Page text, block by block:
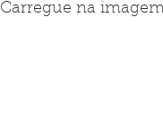
Carregue na